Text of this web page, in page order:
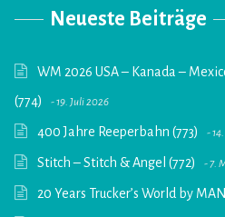
Neueste Beiträge
WM 2026 USA – Kanada –
(774)
19. Juli 2026
400 Jahre Reeperbahn (773)
Stitch – Stitch & Angel (772) 7.
20 Years Trucker’s World by